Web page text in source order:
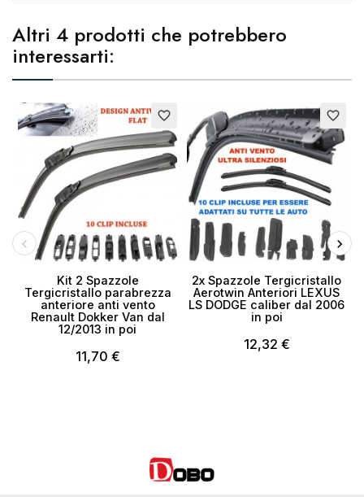
Altri 4 prodotti che potrebbero
interessarti:
favorite_border
Kit 2 Spazzole
Tergicristallo parabrezza
anteriore anti vento
Renault Dokker Van dal
12/2013 in poi
11,70 €
favorite_border
2x Spazzole Tergicristallo
Aerotwin Anteriori LEXUS
LS DODGE caliber dal 2006
in poi
12,32 €